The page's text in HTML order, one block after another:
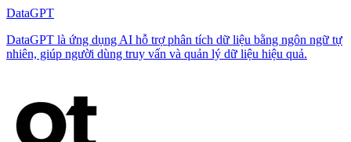
DataGPT
DataGPT là ứng dụng AI hỗ trợ phân tích dữ liệu bằng ngôn ngữ tự
nhiên, giúp người dùng truy vấn và quản lý dữ liệu hiệu quả.